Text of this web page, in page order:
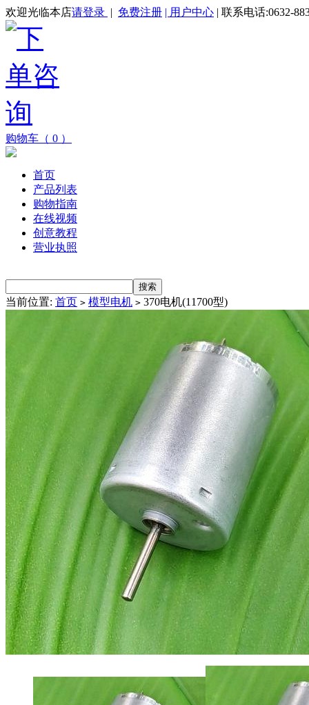
欢迎光临本店请登录 | 免费注册 | 用户中心 | 联系电话:0632-
购物车（ 0 ）
首页
产品列表
购物指南
在线视频
创意教程
营业执照
当前位置: 首页 > 模型电机 > 370电机(11700型)